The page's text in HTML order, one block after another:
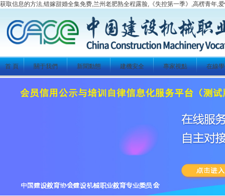
获取信息的方法,错嫁甜婚全集免费,兰州老肥熟全程露脸,《失控第一季》,高楞青年,
首 頁 關于我們 新聞動態 建機安全 專家視點 在線